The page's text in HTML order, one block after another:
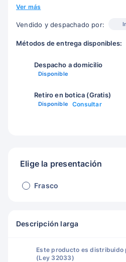
Ver más
Vendido y despachado por:
Métodos de entrega disponibles:
Despacho a domicilio
Disponible
Retiro en botica (Gratis)
Disponible Consultar
Elige la presentación
Frasco
Descripción larga
Este producto es distribuido
(Ley 32033)